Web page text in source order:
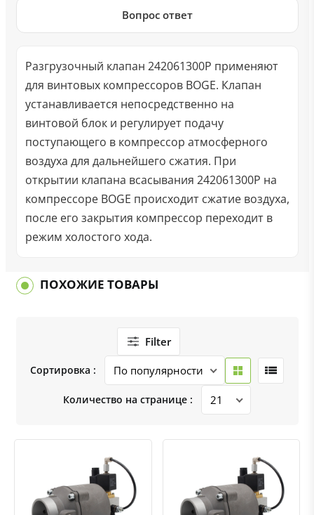
Вопрос ответ
Разгрузочный клапан 242061300P применяют
для винтовых компрессоров BOGE. Клапан
устанавливается непосредственно на
винтовой блок и регулирует подачу
поступающего в компрессор атмосферного
воздуха для дальнейшего сжатия. При
открытии клапана всасывания 242061300P на
компрессоре BOGE происходит сжатие воздуха,
после его закрытия компрессор переходит в
режим холостого хода.
ПОХОЖИЕ ТОВАРЫ
Filter
Сортировка :
Количество на странице :